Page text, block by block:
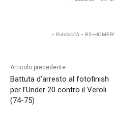
- Pubblicità - B5-
Articolo precedente
Battuta d’arresto al fotofinish
per l’Under 20 contro il Veroli
(74-75)